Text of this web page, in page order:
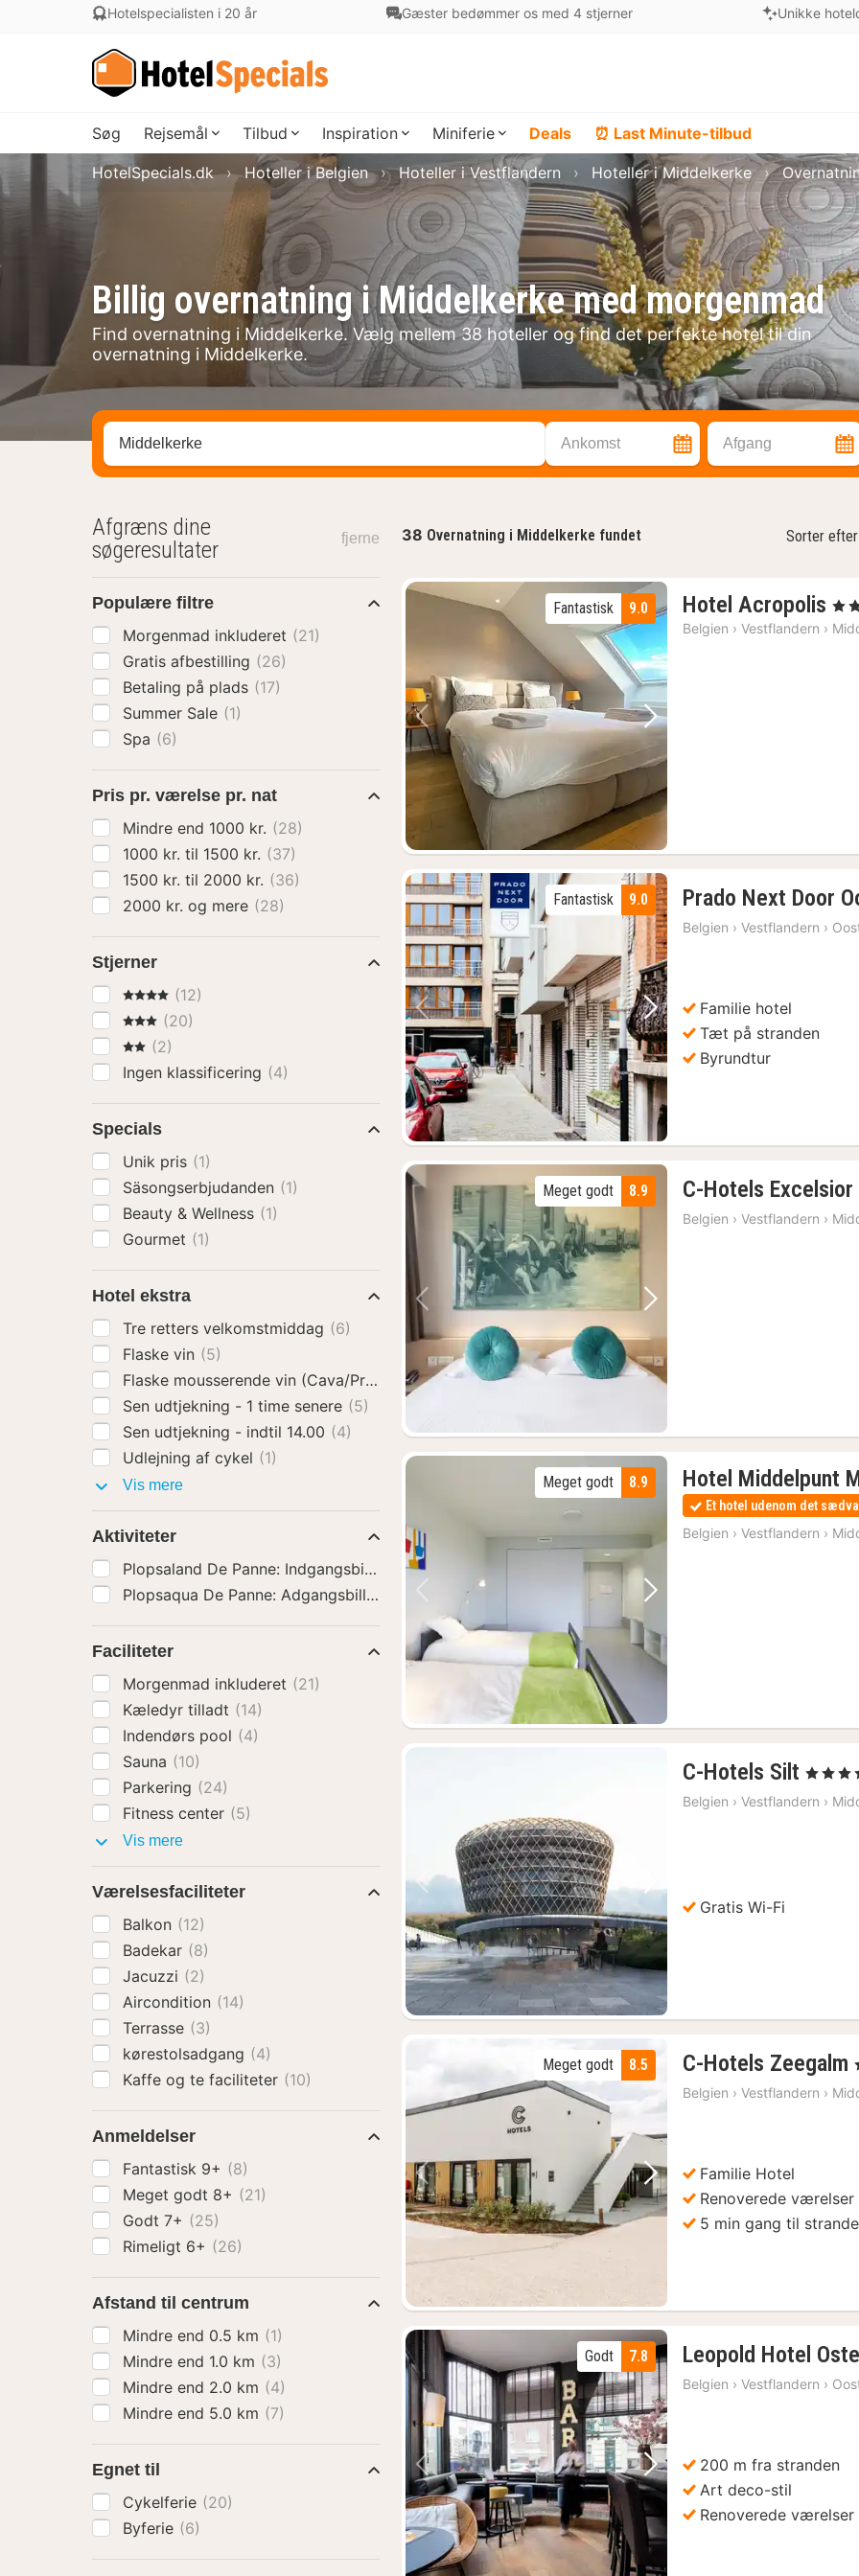
Hotelspecialisten i 20 år Gæster bedømmer os med 4 stjerner Unikke
Søg Rejsemål Tilbud Inspiration Miniferie Deals ⏰ Last Minute-tilbud
Billig overnatning i Middelkerke med morgenmad
Find overnatning i Middelkerke. Vælg mellem 38 hoteller og find det perfekte hotel til din
overnatning i Middelkerke.
HotelSpecials.dk Hoteller i Belgien Hoteller i Vestflandern Hoteller i Middelkerke
Søg efter destination ... Ankomst Afgang
38 Overnatning i Middelkerke fundet Sorter efter
Forrige billede Næste billede
9.0
Fantastisk Hotel Acropolis 1
, 4
Belgien › Vestflandern ›
Forrige billede Næste billede
9.0
Fantastisk Prado Next Door
Belgien › Vestflandern ›
Familie hotel
Tæt på stranden
Byrundtur
Forrige billede Næste billede
8.9
Meget godt C-Hotels Excelsior
Belgien › Vestflandern ›
Forrige billede Næste billede
8.9
Meget godt Hotel Middelpunt
Et hotel udenom det
Belgien › Vestflandern ›
Forrige billede Næste billede
C-Hotels Silt 1
nat
fra
, 4
Belgien › Vestflandern ›
Gratis Wi-Fi
Forrige billede Næste billede
8.5
Meget godt C-Hotels Zeegalm
Belgien › Vestflandern ›
Familie Hotel
Renoverede værelser
5 min gang til
Forrige billede Næste billede
7.8
Godt Leopold Hotel
Belgien › Vestflandern ›
200 m fra stranden
Art deco-stil
Renoverede værelser
Afgræns dine
søgeresultater
fjerne
Populære filtre
Morgenmad inkluderet (21)
Gratis afbestilling (26)
Betaling på plads (17)
Summer Sale (1)
Spa (6)
Pris pr. værelse pr. nat
Mindre end 1000 kr. (28)
1000 kr. til 1500 kr. (37)
1500 kr. til 2000 kr. (36)
2000 kr. og mere (28)
Stjerner
4 Stjerner
(12)
3 Stjerner
(20)
2 Stjerner
(2)
Ingen klassificering (4)
Specials
Unik pris (1)
Säsongserbjudanden (1)
Beauty & Wellness (1)
Gourmet (1)
Hotel ekstra
Tre retters velkomstmiddag (6)
Flaske vin (5)
Flaske mousserende vin (Cava/Prosecco)(7)
Sen udtjekning - 1 time senere (5)
Sen udtjekning - indtil 14.00 (4)
Udlejning af cykel (1)
Vis mereHotel
Aktiviteter
Plopsaland De Panne: Indgangsbillet
(1)
Plopsaqua De Panne: Adgangsbillet
Faciliteter
Morgenmad inkluderet (21)
Kæledyr tilladt (14)
Indendørs pool (4)
Sauna (10)
Parkering (24)
Fitness center (5)
Vis mereFaciliteter
Værelsesfaciliteter
Balkon (12)
Badekar (8)
Jacuzzi (2)
Aircondition (14)
Terrasse (3)
kørestolsadgang (4)
Kaffe og te faciliteter (10)
Anmeldelser
Fantastisk 9+ (8)
Meget godt 8+ (21)
Godt 7+ (25)
Rimeligt 6+ (26)
Afstand til centrum
Mindre end 0.5 km (1)
Mindre end 1.0 km (3)
Mindre end 2.0 km (4)
Mindre end 5.0 km (7)
Egnet til
Cykelferie (20)
Byferie (6)